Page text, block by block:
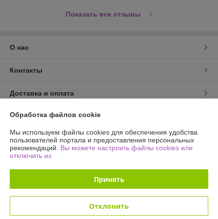
Показать все отзывы
О нас
Контакты
Доставка и оплата
График работы
Полная версия сайта
Сайт создан на платформе Deal.by
Обработка файлов cookie
Мы используем файлы cookies для обеспечения удобства
пользователей портала и предоставления персональных
рекомендаций. Вы можете настроить файлы cookies или
отключить их.
Принять
Отклонить